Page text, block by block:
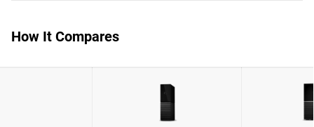
How It Compares